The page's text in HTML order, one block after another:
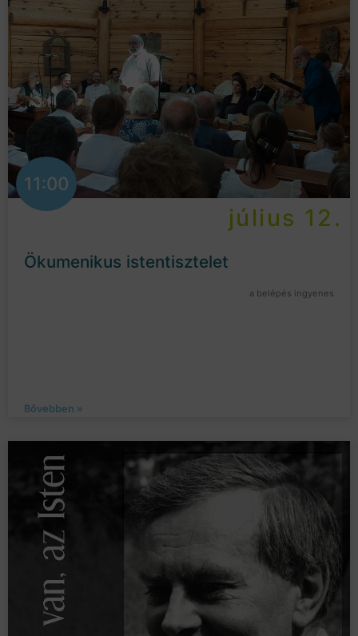
11:00
július 12.
Ökumenikus istentisztelet
a belépés ingyenes
Bővebben »